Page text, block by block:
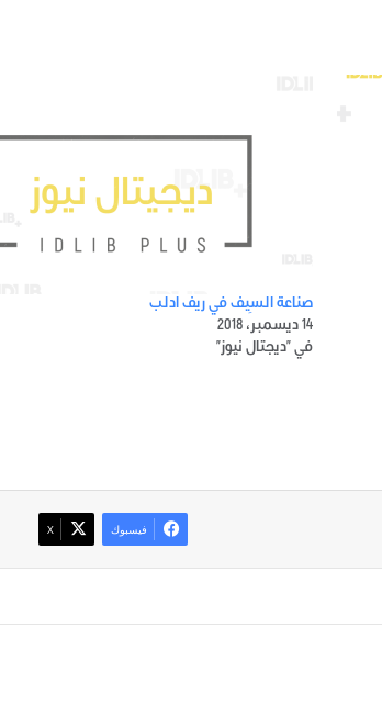
صناعة السِيف في ريف ادلب
14 ديسمبر، 2018
في "ديجتال نيوز"
فيسبوك ‫X